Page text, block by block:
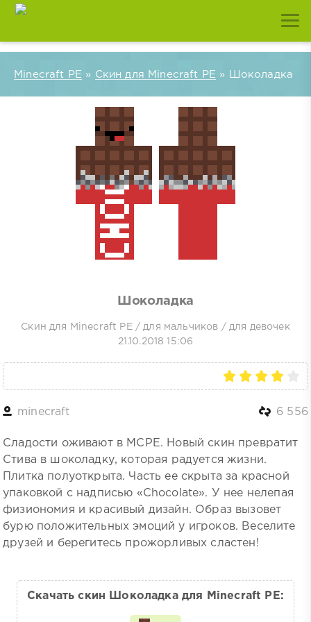
Minecraft PE » Скин для Minecraft PE » Шоколадка
Шоколадка
Скин для Minecraft PE / для мальчиков / для девочек
21.10.2018 15:06
minecraft 6 556
Сладости оживают в MCPE. Новый скин превратит
Стива в шоколадку, которая радуется жизни.
Плитка полуоткрыта. Часть ее скрыта за красной
упаковкой с надписью «Chocolate». У нее нелепая
физиономия и красивый дизайн. Образ вызовет
бурю положительных эмоций у игроков. Веселите
друзей и берегитесь прожорливых сластен!
Скачать скин Шоколадка для Minecraft PE: